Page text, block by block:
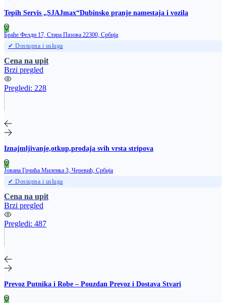
Tepih Servis „SJAJmax“Dubinsko pranje namestaja i vozila
Браће Фелди 17, Стара Пазова 22300, Србија
✔ Dostupna i usluga
Cena na upit
Brzi pregled
Pregledi: 228
Iznajmljivanje,otkup,prodaja svih vrsta stripova
Јована Грчића Миленка 3, Черевић, Србија
✔ Dostupna i usluga
Cena na upit
Brzi pregled
Pregledi: 487
Prevoz Putnika i Robe – Pouzdan Prevoz i Dostava Stvari